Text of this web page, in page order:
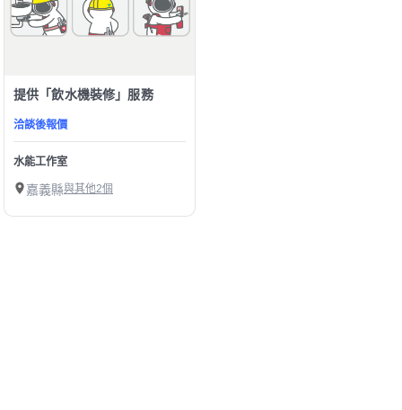
提供「飲水機裝修」服務
洽談後報價
水能工作室
嘉義縣與其他2個